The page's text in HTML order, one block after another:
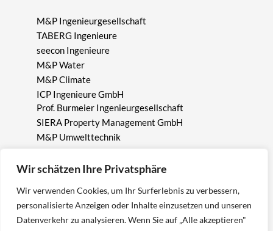
Wir schätzen Ihre Privatsphäre
Wir verwenden Cookies, um Ihr Surferlebnis zu verbessern,
personalisierte Anzeigen oder Inhalte einzusetzen und unseren
Datenverkehr zu analysieren. Wenn Sie auf „Alle akzeptieren"
Geschäftsbereiche
M&P Ingenieurgesellschaft
TABERG Ingenieure
seecon Ingenieure
M&P Water
M&P Climate
ICP Ingenieure GmbH
Prof. Burmeier Ingenieurgesellschaft
SIERA Property Management GmbH
M&P Umwelttechnik
ICP Ingenieurgesellschaft Prof. Czurda und Partner